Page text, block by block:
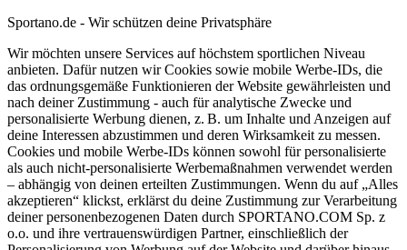
Sportano.de - Wir schützen deine Privatsphäre
Wir möchten unsere Services auf höchstem sportlichen Niveau
anbieten. Dafür nutzen wir Cookies sowie mobile Werbe-IDs, die
das ordnungsgemäße Funktionieren der Website gewährleisten und
nach deiner Zustimmung - auch für analytische Zwecke und
personalisierte Werbung dienen, z. B. um Inhalte und Anzeigen auf
deine Interessen abzustimmen und deren Wirksamkeit zu messen.
Cookies und mobile Werbe-IDs können sowohl für personalisierte
als auch nicht-personalisierte Werbemaßnahmen verwendet werden
– abhängig von deinen erteilten Zustimmungen. Wenn du auf „Alles
akzeptieren“ klickst, erklärst du deine Zustimmung zur Verarbeitung
deiner personenbezogenen Daten durch SPORTANO.COM Sp. z
o.o. und ihre vertrauenswürdigen Partner, einschließlich der